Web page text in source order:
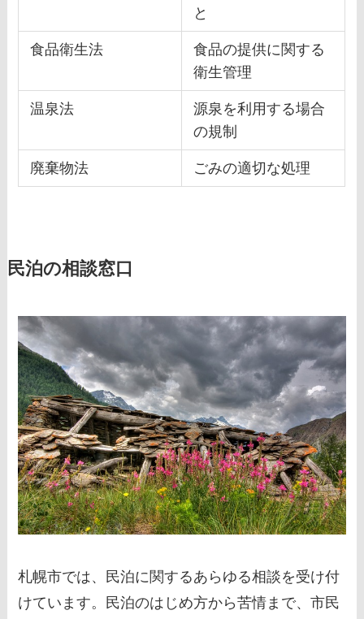
と
食品衛生法
食品の提供に関する
衛生管理
温泉法
源泉を利用する場合
の規制
廃棄物法 ごみの適切な処理
民泊の相談窓口
札幌市では、民泊に関するあらゆる相談を受け付
けています。民泊のはじめ方から苦情まで、市民